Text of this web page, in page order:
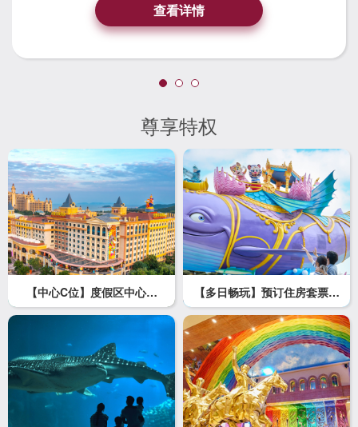
查看详情
尊享特权
【中心C位】度假区中心位
置，紧邻五大园区
【多日畅玩】预订住房套票，
多日无限游园